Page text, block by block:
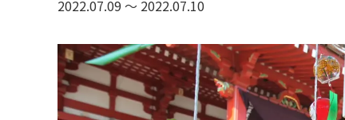
2022.07.09 〜 2022.07.10